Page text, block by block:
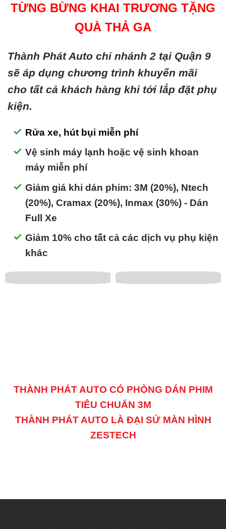
TỪNG BỪNG KHAI TRƯƠNG TẶNG
QUÀ THẢ GA
Thành Phát Auto chi nhánh 2 tại Quận 9
sẽ áp dụng chương trình khuyến mãi
cho tất cả khách hàng khi tới lắp đặt phụ
kiện.
Rửa xe, hút bụi miễn phí
Vệ sinh máy lạnh hoặc vệ sinh khoan
máy miễn phí
Giảm giá khi dán phim: 3M (20%), Ntech
(20%), Cramax (20%), Inmax (30%) - Dán
Full Xe
Giảm 10% cho tất cả các dịch vụ phụ kiện
khác
THÀNH PHÁT AUTO CÓ PHÒNG DÁN PHIM
TIÊU CHUẨN 3M
THÀNH PHÁT AUTO LÀ ĐẠI SỨ MÀN HÌNH
ZESTECH